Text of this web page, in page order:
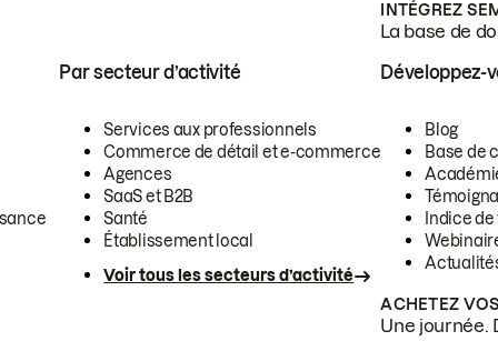
INTÉGREZ
La base de
Par secteur d’activité
Services aux professionnels
Commerce de détail et e-commerce
Agences
SaaS et B2B
Santé
Établissement local
Voir tous les secteurs d’activité
Développez-
Blog
Base de
Indice
ACHETEZ
Une journée.